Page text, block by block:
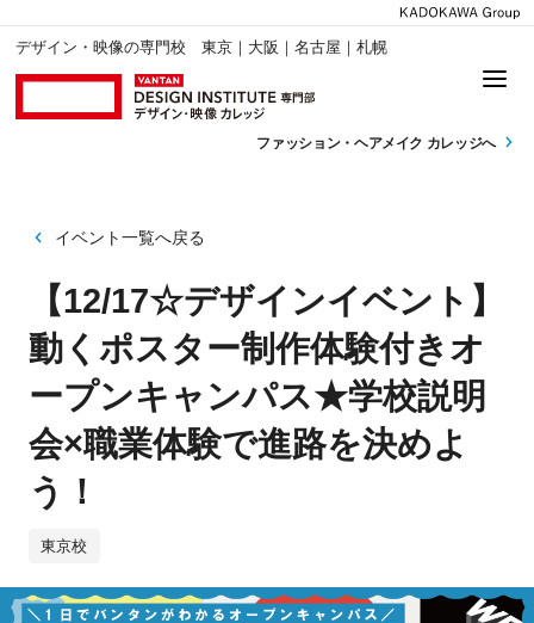
デザイン・映像の専門校 東京｜大阪｜名古屋｜札幌
ファッション・ ヘアメイク カレッジへ
イベント一覧へ戻る
【12/17☆デザインイベント】
動くポスター制作体験付きオ
ープンキャンパス★学校説明
会×職業体験で進路を決めよ
う！
東京校